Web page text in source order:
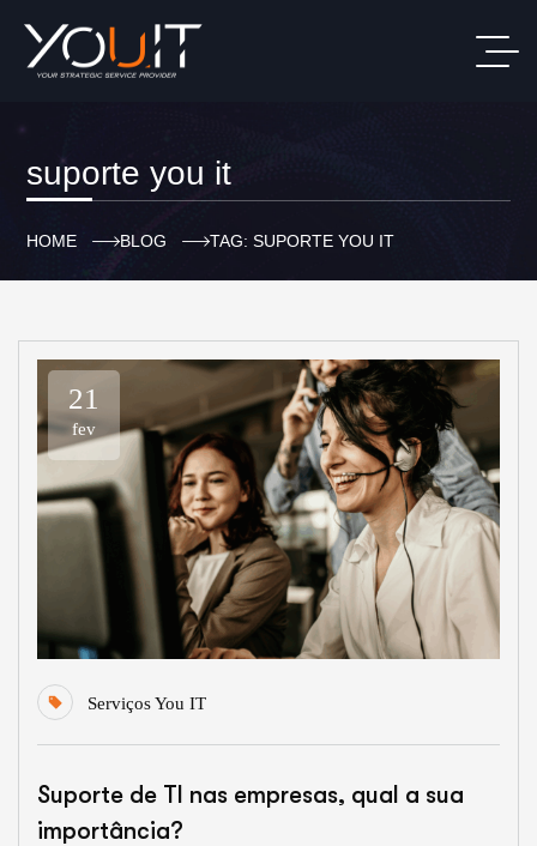
suporte you it
HOME BLOG TAG: SUPORTE YOU IT
21
fev
Serviços You IT
Suporte de TI nas empresas, qual a sua
importância?